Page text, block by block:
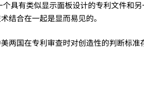
具有类似显示面板设计的专利文件和
结合在一起是显而易见的。
两国在专利审查时对创造性的判断标准